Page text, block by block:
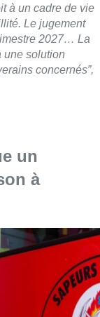
à un cadre de vie
Le jugement
2027… La
une solution
concernés”,
un
à